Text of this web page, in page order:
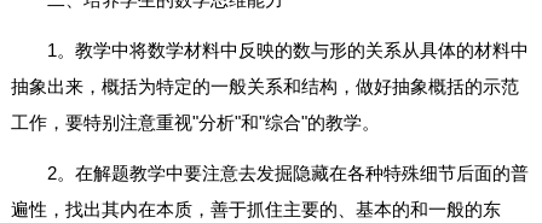
1。教学中将数学材料中反映的数与形的关系从具体的材料中
抽象出来，概括为特定的一般关系和结构，做好抽象概括的示范
工作，要特别注意重视"分析"和"综合"的教学。
2。在解题教学中要注意去发掘隐藏在各种特殊细节后面的普
遍性，找出其内在本质，善于抓住主要的、基本的和一般的东